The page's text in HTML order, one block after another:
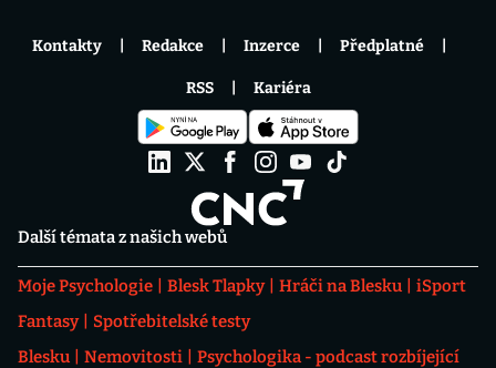
Další témata z našich webů
Moje Psychologie Blesk Tlapky Hráči na Blesku
iSport
Fantasy
Spotřebitelské testy
Blesku
Nemovitosti
Psychologika - podcast rozbíjející
Kontakty Redakce Inzerce Předplatné
RSS Kariéra